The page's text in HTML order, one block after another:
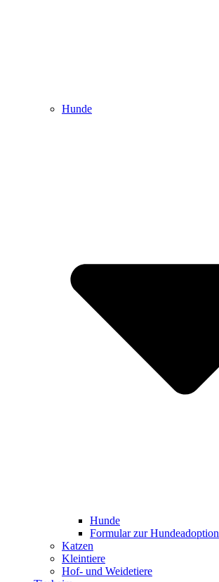
Hunde
Hunde
Formular zur Hundeadoption
Katzen
Kleintiere
Hof- und Weidetiere